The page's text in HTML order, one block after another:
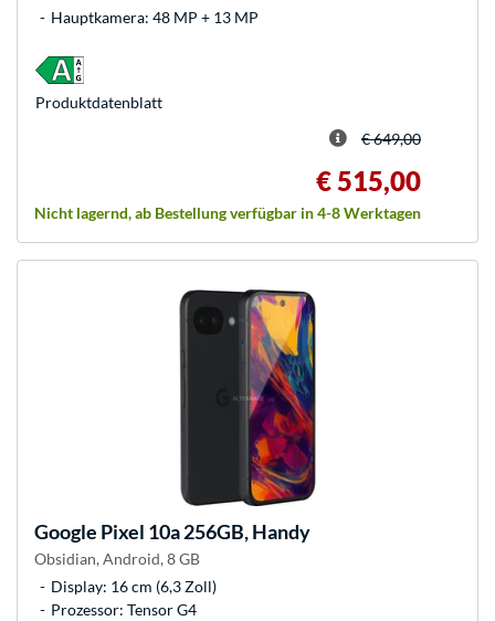
Hauptkamera: 48 MP + 13 MP
€ 649,00
€ 515,00
Nicht lagernd, ab Bestellung verfügbar in 4-8 Werktagen
Produkt­datenblatt
Google Pixel 10a 256GB, Handy
Obsidian, Android, 8 GB
Display: 16 cm (6,3 Zoll)
Prozessor: Tensor G4